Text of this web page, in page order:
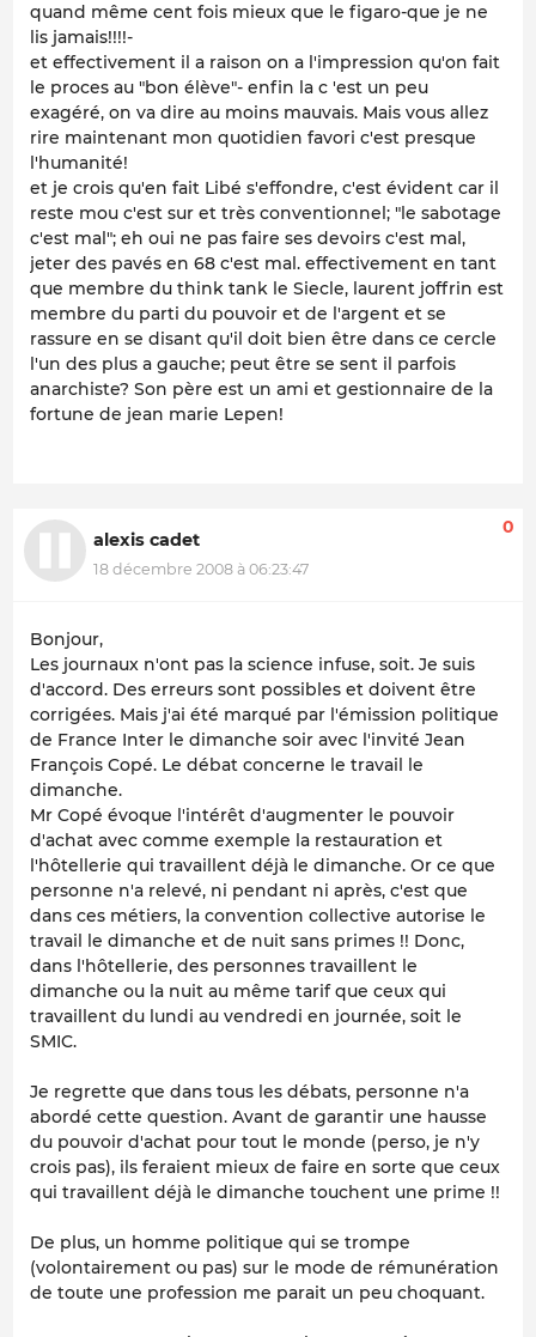
quand même cent fois mieux que le figaro-que je ne
lis jamais!!!!-
et effectivement il a raison on a l'impression qu'on fait
le proces au "bon élève"- enfin la c 'est un peu
exagéré, on va dire au moins mauvais. Mais vous allez
rire maintenant mon quotidien favori c'est presque
l'humanité!
et je crois qu'en fait Libé s'effondre, c'est évident car il
reste mou c'est sur et très conventionnel; "le sabotage
c'est mal"; eh oui ne pas faire ses devoirs c'est mal,
jeter des pavés en 68 c'est mal. effectivement en tant
que membre du think tank le Siecle, laurent joffrin est
membre du parti du pouvoir et de l'argent et se
rassure en se disant qu'il doit bien être dans ce cercle
l'un des plus a gauche; peut être se sent il parfois
anarchiste? Son père est un ami et gestionnaire de la
fortune de jean marie Lepen!
alexis cadet
18 décembre 2008 à 06:23:47
0
Bonjour,
Les journaux n'ont pas la science infuse, soit. Je suis
d'accord. Des erreurs sont possibles et doivent être
corrigées. Mais j'ai été marqué par l'émission politique
de France Inter le dimanche soir avec l'invité Jean
François Copé. Le débat concerne le travail le
dimanche.
Mr Copé évoque l'intérêt d'augmenter le pouvoir
d'achat avec comme exemple la restauration et
l'hôtellerie qui travaillent déjà le dimanche. Or ce que
personne n'a relevé, ni pendant ni après, c'est que
dans ces métiers, la convention collective autorise le
travail le dimanche et de nuit sans primes !! Donc,
dans l'hôtellerie, des personnes travaillent le
dimanche ou la nuit au même tarif que ceux qui
travaillent du lundi au vendredi en journée, soit le
SMIC.
Je regrette que dans tous les débats, personne n'a
abordé cette question. Avant de garantir une hausse
du pouvoir d'achat pour tout le monde (perso, je n'y
crois pas), ils feraient mieux de faire en sorte que ceux
qui travaillent déjà le dimanche touchent une prime !!
De plus, un homme politique qui se trompe
(volontairement ou pas) sur le mode de rémunération
de toute une profession me parait un peu choquant.